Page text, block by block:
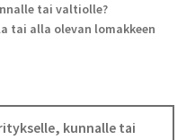
tai valtiolle?
tai alla olevan lomakkeen
kunnalle tai